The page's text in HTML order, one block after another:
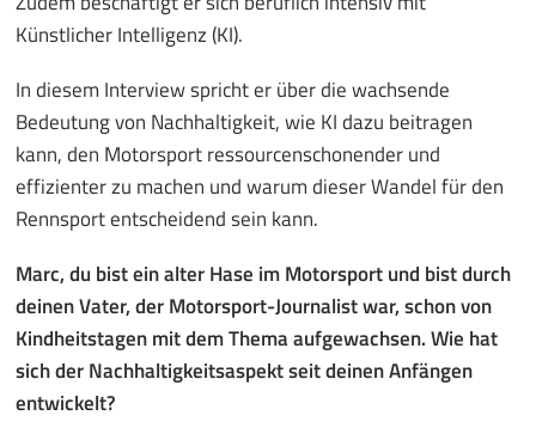
Künstlicher Intelligenz (KI).
In diesem Interview spricht er über die wachsende
Bedeutung von Nachhaltigkeit, wie KI dazu beitragen
kann, den Motorsport ressourcenschonender und
effizienter zu machen und warum dieser Wandel für den
Rennsport entscheidend sein kann.
Marc, du bist ein alter Hase im Motorsport und bist durch
deinen Vater, der Motorsport-Journalist war, schon von
Kindheitstagen mit dem Thema aufgewachsen. Wie hat
sich der Nachhaltigkeitsaspekt seit deinen Anfängen
entwickelt?